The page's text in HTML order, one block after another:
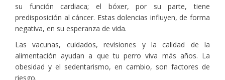
su función cardiaca; el bóxer, por su parte, tiene
predisposición al cáncer. Estas dolencias influyen, de forma
negativa, en su esperanza de vida.
Las vacunas, cuidados, revisiones y la calidad de la
alimentación ayudan a que tu perro viva más años. La
obesidad y el sedentarismo, en cambio, son factores de
riesgo.